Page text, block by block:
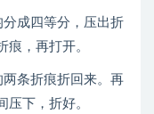
成四等分，压出折
痕，再打开。
条折痕折回来。再
压下，折好。